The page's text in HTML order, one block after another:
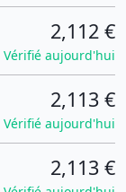
2,112 €
Vérifié aujourd'hui
2,113 €
Vérifié aujourd'hui
2,113 €